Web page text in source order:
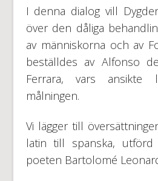
I denna dialog vill
över den dåliga
av människorna och av
beställdes av Alfonso
Ferrara, vars ansikte
målningen.
Vi lägger till
latin till spanska,
poeten Bartolomé